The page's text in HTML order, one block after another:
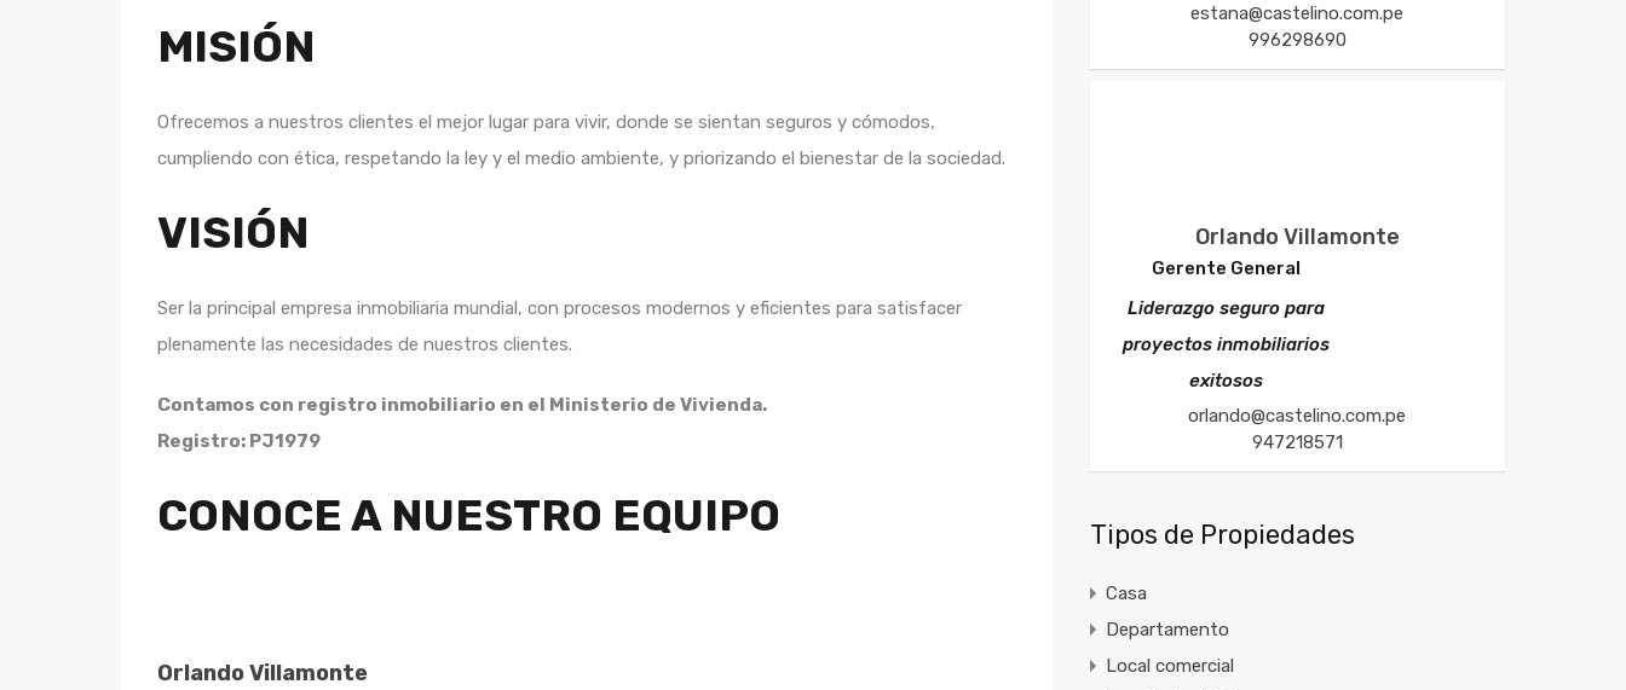
MISIÓN
Ofrecemos a nuestros clientes el mejor lugar para vivir, donde se sientan seguros y cómodos,
cumpliendo con ética, respetando la ley y el medio ambiente, y priorizando el bienestar de la sociedad.
VISIÓN
Ser la principal empresa inmobiliaria mundial, con procesos modernos y eficientes para satisfacer
plenamente las necesidades de nuestros clientes.
Contamos con registro inmobiliario en el Ministerio de Vivienda.
Registro: PJ1979
CONOCE A NUESTRO EQUIPO
Orlando Villamonte
Orlando Villamonte
Gerente General
Liderazgo seguro para
proyectos inmobiliarios
exitosos
orlando@castelino.com.pe
947218571
estana@castelino.com.pe
996298690
Tipos de Propiedades
Casa
Departamento
Local comercial